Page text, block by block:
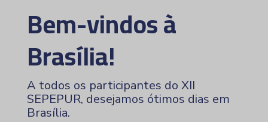
Bem-vindos à
Brasília!
A todos os participantes do XII
SEPEPUR, desejamos ótimos dias em
Brasília.